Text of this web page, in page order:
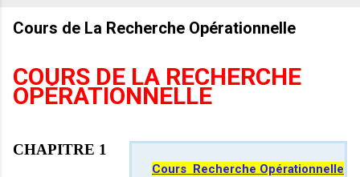
Cours de La Recherche Opérationnelle
COURS DE LA RECHERCHE
OPÉRATIONNELLE
Cours Recherche Opérationnelle
CHAPITRE 1